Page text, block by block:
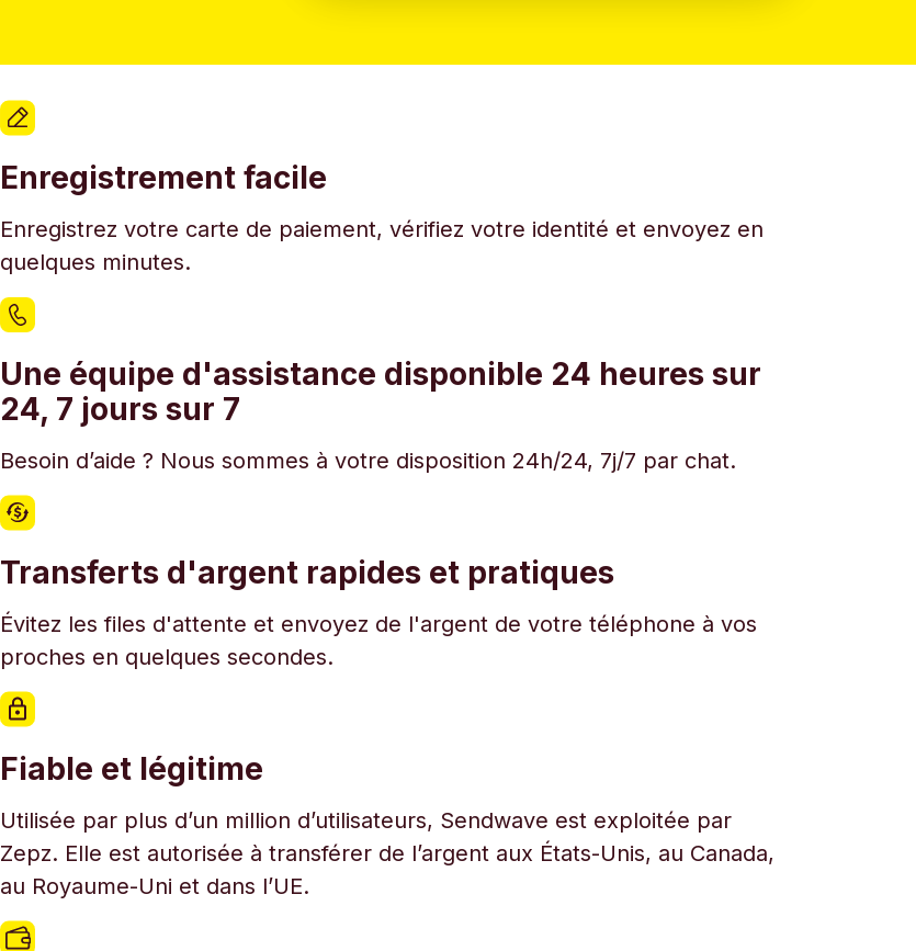
Enregistrement facile
Enregistrez votre carte de paiement, vérifiez votre identité et envoyez en
quelques minutes.
Une équipe d'assistance disponible 24 heures sur
24, 7 jours sur 7
Besoin d’aide ? Nous sommes à votre disposition 24h/24, 7j/7 par chat.
Transferts d'argent rapides et pratiques
Évitez les files d'attente et envoyez de l'argent de votre téléphone à vos
proches en quelques secondes.
Fiable et légitime
Utilisée par plus d’un million d’utilisateurs, Sendwave est exploitée par
Zepz. Elle est autorisée à transférer de l’argent aux États-Unis, au Canada,
au Royaume-Uni et dans l’UE.